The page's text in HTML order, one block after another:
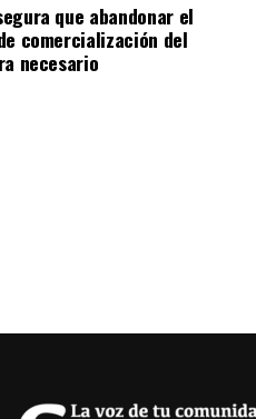
que abandonar el
comercialización del
necesario